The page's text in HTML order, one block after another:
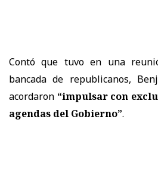
Contó que tuvo en una
bancada de republicanos,
acordaron “impulsar con
agendas del Gobierno”.